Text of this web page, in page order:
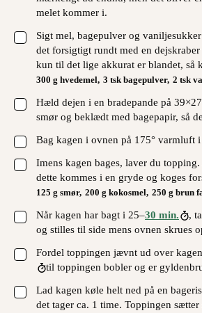
melet kommer i.
▢
Sigt mel, bagepulver og
det forsigtigt rundt med en
kun til det lige akkurat er blandet, så
300 g hvedemel, 3 tsk bagepulver, 2 tsk
▢
Hæld dejen i en bradepande på
smør og beklædt med bagepapir, så
▢
Bag kagen i ovnen på 175° varmluft i
▢
Imens kagen bages, laver du
dette kommes i en gryde og koges
125 g smør, 200 g kokosmel, 250 g brun
▢
Når kagen har bagt i 25–30 min.
,
og stilles til side mens ovnen skrues
▢
Fordel toppingen jævnt ud over
til toppingen bobler og er
▢
Lad kagen køle helt ned på en
det tager ca. 1 time. Toppingen